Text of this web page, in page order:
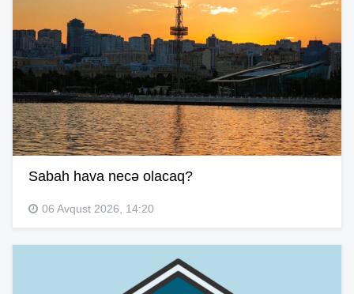
Sabah hava necə olacaq?
06 Avqust 2026, 14:20